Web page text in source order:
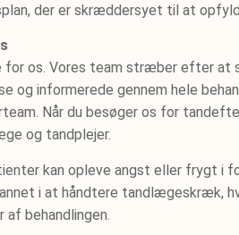
der er skræddersyet til at
for os. Vores team stræber efter at
og informerede gennem hele
Når du besøger os for
og tandplejer.
kan opleve angst eller frygt i
i at håndtere tandlægeskræk,
behandlingen.